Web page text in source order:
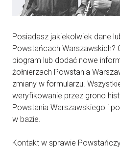
Posiadasz jakiekolwiek dane
Powstańcach Warszawskich?
biogram lub dodać nowe
żołnierzach Powstania
zmiany w formularzu.
weryfikowanie przez grono
Powstania Warszawskiego i
w bazie.
Kontakt w sprawie